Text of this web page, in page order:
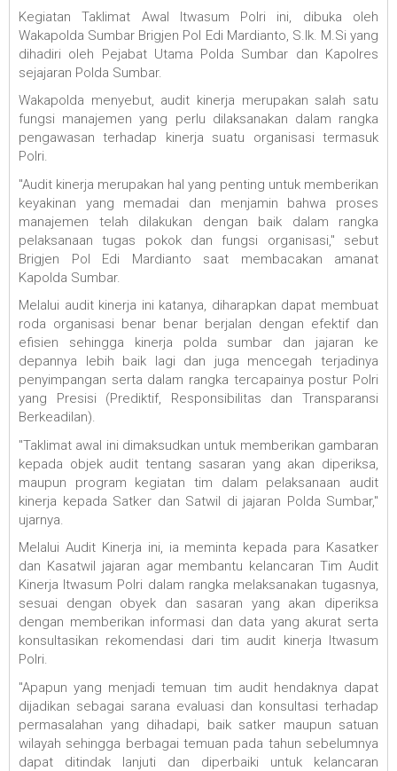
Kegiatan Taklimat Awal Itwasum Polri ini, dibuka oleh
Wakapolda Sumbar Brigjen Pol Edi Mardianto, S.Ik. M.Si yang
dihadiri oleh Pejabat Utama Polda Sumbar dan Kapolres
sejajaran Polda Sumbar.
Wakapolda menyebut, audit kinerja merupakan salah satu
fungsi manajemen yang perlu dilaksanakan dalam rangka
pengawasan terhadap kinerja suatu organisasi termasuk
Polri.
"Audit kinerja merupakan hal yang penting untuk memberikan
keyakinan yang memadai dan menjamin bahwa proses
manajemen telah dilakukan dengan baik dalam rangka
pelaksanaan tugas pokok dan fungsi organisasi," sebut
Brigjen Pol Edi Mardianto saat membacakan amanat
Kapolda Sumbar.
Melalui audit kinerja ini katanya, diharapkan dapat membuat
roda organisasi benar benar berjalan dengan efektif dan
efisien sehingga kinerja polda sumbar dan jajaran ke
depannya lebih baik lagi dan juga mencegah terjadinya
penyimpangan serta dalam rangka tercapainya postur Polri
yang Presisi (Prediktif, Responsibilitas dan Transparansi
Berkeadilan).
"Taklimat awal ini dimaksudkan untuk memberikan gambaran
kepada objek audit tentang sasaran yang akan diperiksa,
maupun program kegiatan tim dalam pelaksanaan audit
kinerja kepada Satker dan Satwil di jajaran Polda Sumbar,"
ujarnya.
Melalui Audit Kinerja ini, ia meminta kepada para Kasatker
dan Kasatwil jajaran agar membantu kelancaran Tim Audit
Kinerja Itwasum Polri dalam rangka melaksanakan tugasnya,
sesuai dengan obyek dan sasaran yang akan diperiksa
dengan memberikan informasi dan data yang akurat serta
konsultasikan rekomendasi dari tim audit kinerja Itwasum
Polri.
"Apapun yang menjadi temuan tim audit hendaknya dapat
dijadikan sebagai sarana evaluasi dan konsultasi terhadap
permasalahan yang dihadapi, baik satker maupun satuan
wilayah sehingga berbagai temuan pada tahun sebelumnya
dapat ditindak lanjuti dan diperbaiki untuk kelancaran